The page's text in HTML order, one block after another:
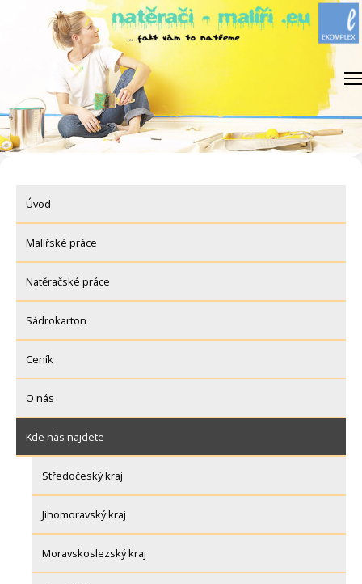
Úvod
Malířské práce
Natěračské práce
Sádrokarton
Ceník
O nás
Kde nás najdete
Středočeský kraj
Jihomoravský kraj
Moravskoslezský kraj